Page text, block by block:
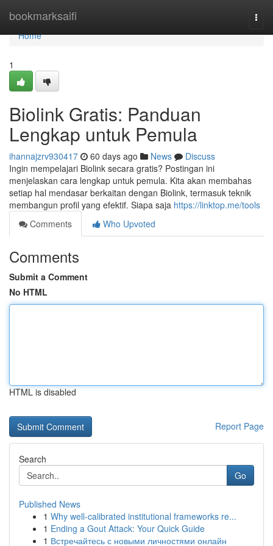
bookmarksaifi
Home
Home
1
Biolink Gratis: Panduan
Lengkap untuk Pemula
ihannajzrv930417 60 days ago News
Discuss
Ingin mempelajari Biolink secara gratis? Postingan ini
menjelaskan cara lengkap untuk pemula. Kita akan membahas
setiap hal mendasar berkaitan dengan Biolink, termasuk teknik
membangun profil yang efektif. Siapa saja https://linktop.me/tools
Comments
Who Upvoted
Comments
Submit a Comment
No HTML
HTML is disabled
Report Page
Search
Go
Published News
1 Why well-calibrated institutional frameworks re...
1 Ending a Gout Attack: Your Quick Guide
1 Встречайтесь с новыми личностями онлайн